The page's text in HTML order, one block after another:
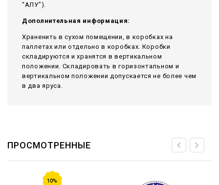
“АЛУ”).
Дополнительная информация:
Храненить в сухом помещении, в коробках на
паллетах или отдельно в коробках. Коробки
складируются и хранятся в вертикальном
положении. Складировать в горизонтальном и
вертикальном положении допускается не более чем
в два яруса.
ПРОСМОТРЕННЫЕ
10%